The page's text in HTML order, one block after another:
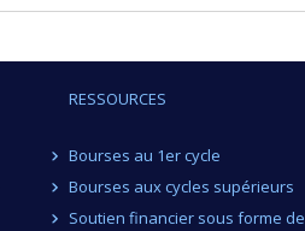
RESSOURCES
Bourses au 1er cycle
Bourses aux cycles supérieurs
Soutien financier sous forme de